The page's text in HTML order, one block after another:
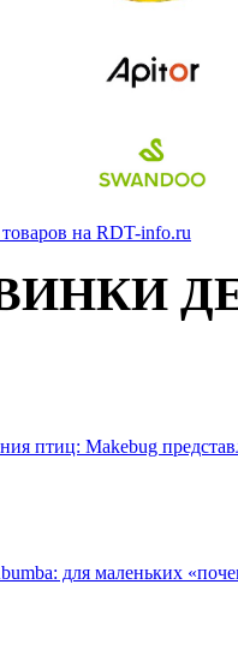
на RDT-info.ru
птиц: Makebug
для маленьких